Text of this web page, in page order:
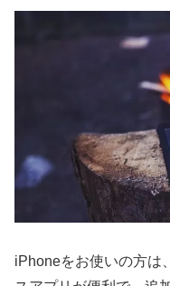
iPhoneをお使いの方は